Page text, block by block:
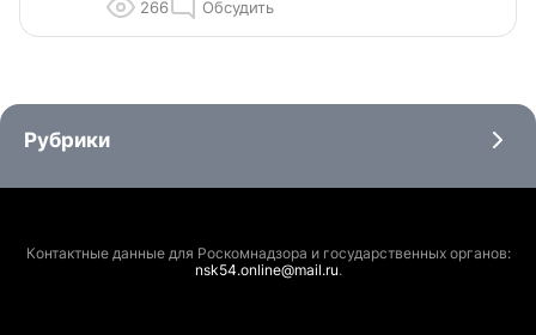
266 Обсудить
Рубрики
Контактные данные для Роскомнадзора и государственных органов:
nsk54.online@mail.ru.